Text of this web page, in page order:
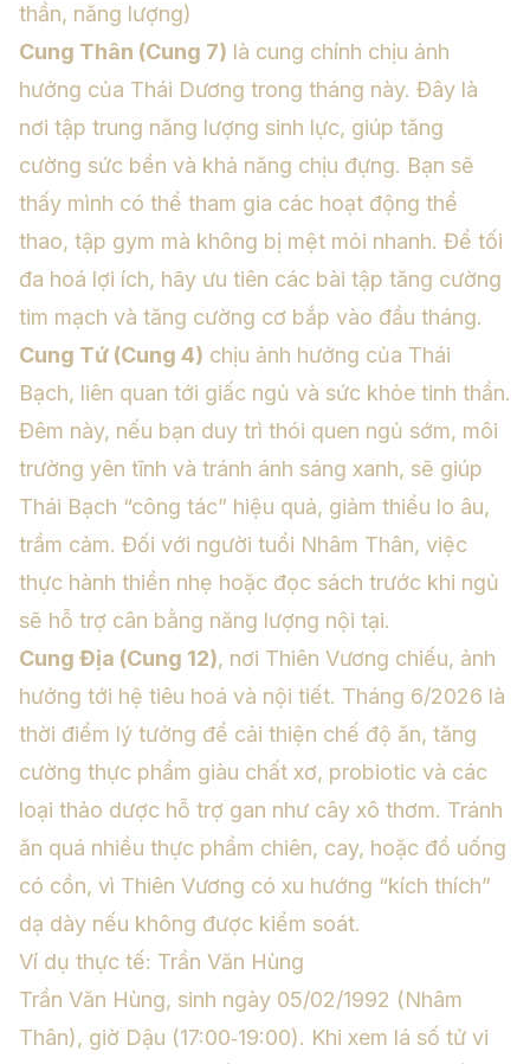
thần, năng lượng)
Cung Thân (Cung 7) là cung chính chịu ảnh
hưởng của Thái Dương trong tháng này. Đây là
nơi tập trung năng lượng sinh lực, giúp tăng
cường sức bền và khả năng chịu đựng. Bạn sẽ
thấy mình có thể tham gia các hoạt động thể
thao, tập gym mà không bị mệt mỏi nhanh. Để tối
đa hoá lợi ích, hãy ưu tiên các bài tập tăng cường
tim mạch và tăng cường cơ bắp vào đầu tháng.
Cung Tứ (Cung 4) chịu ảnh hưởng của Thái
Bạch, liên quan tới giấc ngủ và sức khỏe tinh thần.
Đêm này, nếu bạn duy trì thói quen ngủ sớm, môi
trường yên tĩnh và tránh ánh sáng xanh, sẽ giúp
Thái Bạch “công tác” hiệu quả, giảm thiểu lo âu,
trầm cảm. Đối với người tuổi Nhâm Thân, việc
thực hành thiền nhẹ hoặc đọc sách trước khi ngủ
sẽ hỗ trợ cân bằng năng lượng nội tại.
Cung Địa (Cung 12), nơi Thiên Vương chiếu, ảnh
hưởng tới hệ tiêu hoá và nội tiết. Tháng 6/2026 là
thời điểm lý tưởng để cải thiện chế độ ăn, tăng
cường thực phẩm giàu chất xơ, probiotic và các
loại thảo dược hỗ trợ gan như cây xô thơm. Tránh
ăn quá nhiều thực phẩm chiên, cay, hoặc đồ uống
có cồn, vì Thiên Vương có xu hướng “kích thích”
dạ dày nếu không được kiểm soát.
Ví dụ thực tế: Trần Văn Hùng
Trần Văn Hùng, sinh ngày 05/02/1992 (Nhâm
Thân), giờ Dậu (17:00‑19:00). Khi xem lá số tử vi